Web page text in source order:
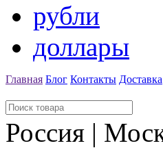
рубли
доллары
Главная Блог Контакты Доставка
Россия |